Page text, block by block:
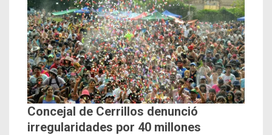
Concejal de Cerrillos denunció
irregularidades por 40 millones